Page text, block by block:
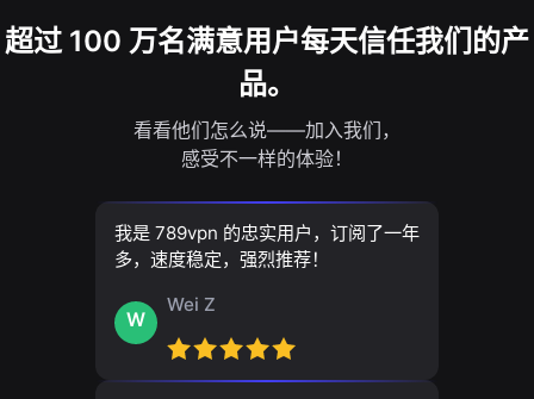
超过 100 万名满意用户每天信任我们的产
品。
看看他们怎么说——加入我们，
感受不一样的体验！
我是 789vpn 的忠实用户，订阅了一年
多，速度稳定，强烈推荐！
W
Wei Z